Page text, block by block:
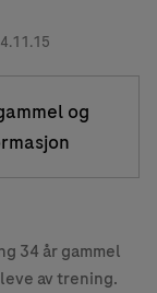
og
34 år gammel
av trening.